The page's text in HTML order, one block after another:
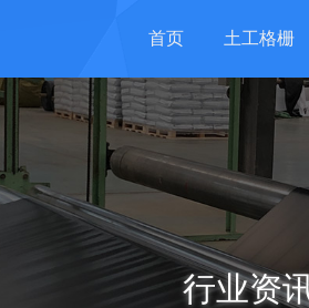
首页 土工格栅
行业资